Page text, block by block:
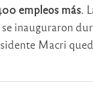
empleos más.
inauguraron
Macri